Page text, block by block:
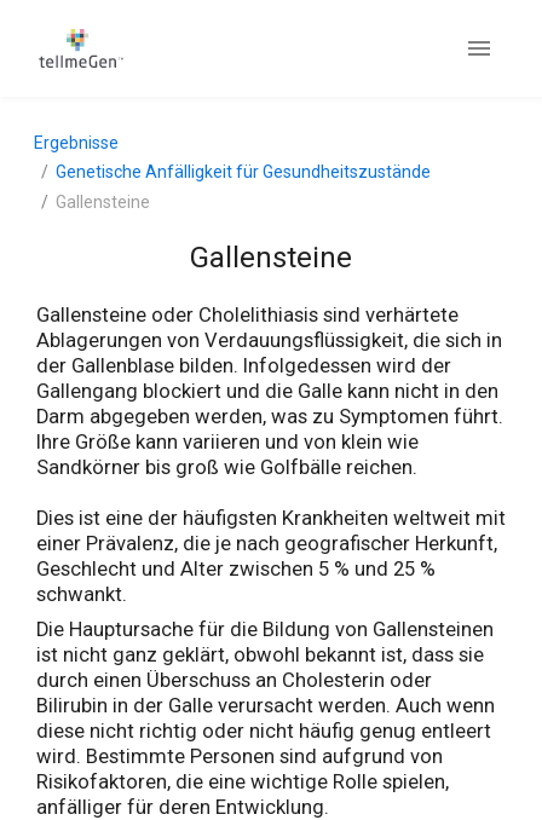
Ergebnisse
Genetische Anfälligkeit für Gesundheitszustände
Gallensteine
Gallensteine
Gallensteine oder Cholelithiasis sind verhärtete
Ablagerungen von Verdauungsflüssigkeit, die sich in
der Gallenblase bilden. Infolgedessen wird der
Gallengang blockiert und die Galle kann nicht in den
Darm abgegeben werden, was zu Symptomen führt.
Ihre Größe kann variieren und von klein wie
Sandkörner bis groß wie Golfbälle reichen.
Dies ist eine der häufigsten Krankheiten weltweit mit
einer Prävalenz, die je nach geografischer Herkunft,
Geschlecht und Alter zwischen 5 % und 25 %
schwankt.
Die Hauptursache für die Bildung von Gallensteinen
ist nicht ganz geklärt, obwohl bekannt ist, dass sie
durch einen Überschuss an Cholesterin oder
Bilirubin in der Galle verursacht werden. Auch wenn
diese nicht richtig oder nicht häufig genug entleert
wird. Bestimmte Personen sind aufgrund von
Risikofaktoren, die eine wichtige Rolle spielen,
anfälliger für deren Entwicklung.